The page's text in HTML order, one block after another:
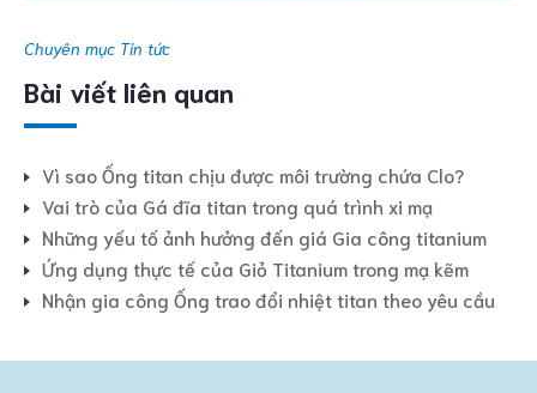
Chuyên mục Tin tức
Bài viết liên quan
Vì sao Ống titan chịu được môi trường chứa Clo?
Vai trò của Gá đĩa titan trong quá trình xi mạ
Những yếu tố ảnh hưởng đến giá Gia công titanium
Ứng dụng thực tế của Giỏ Titanium trong mạ kẽm
Nhận gia công Ống trao đổi nhiệt titan theo yêu cầu